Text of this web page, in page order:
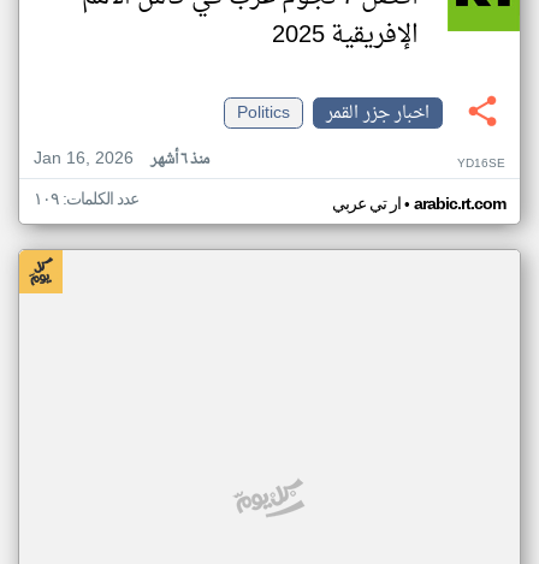
الإفريقية 2025
اخبار جزر القمر
Politics
Jan 16, 2026
منذ ٦ أشهر YD16SE
ار تي عربي• arabic.rt.com عدد الكلمات: ١٠٩